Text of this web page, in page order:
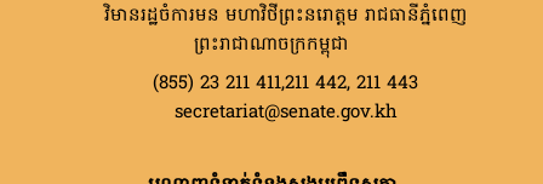
វិមានរដ្ឋចំការមន មហាវិថីព្រះនរោត្តម រាជធានីភ្នំពេញ
ព្រះរាជាណាចក្រកម្ពុជា
(855) 23 211 411,211 442, 211 443
secretariat@senate.gov.kh